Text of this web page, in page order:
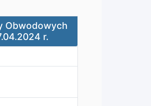
Wyborczych na terenie Miasta
Obwodowych
r.